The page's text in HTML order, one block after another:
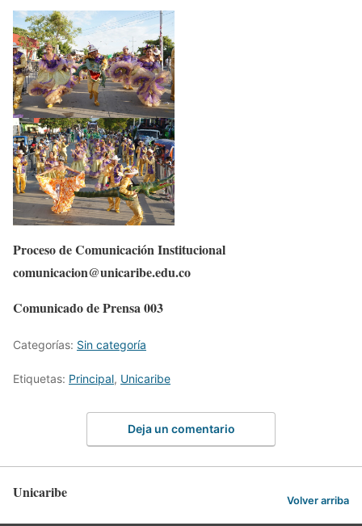
Proceso de Comunicación Institucional
comunicacion@unicaribe.edu.co
Comunicado de Prensa 003
Categorías: Sin categoría
Etiquetas: Principal, Unicaribe
Deja un comentario
Unicaribe Volver arriba